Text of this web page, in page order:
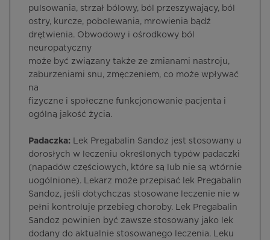
pulsowania, strzał bólowy, ból przeszywający, ból
ostry, kurcze, pobolewania, mrowienia bądź
drętwienia. Obwodowy i ośrodkowy ból
neuropatyczny
może być związany także ze zmianami nastroju,
zaburzeniami snu, zmęczeniem, co może wpływać
na
fizyczne i społeczne funkcjonowanie pacjenta i
ogólną jakość życia.
Padaczka: Lek Pregabalin Sandoz jest stosowany u
dorosłych w leczeniu określonych typów padaczki
(napadów częściowych, które są lub nie są wtórnie
uogólnione). Lekarz może przepisać lek Pregabalin
Sandoz, jeśli dotychczas stosowane leczenie nie w
pełni kontroluje przebieg choroby. Lek Pregabalin
Sandoz powinien być zawsze stosowany jako lek
dodany do aktualnie stosowanego leczenia. Leku